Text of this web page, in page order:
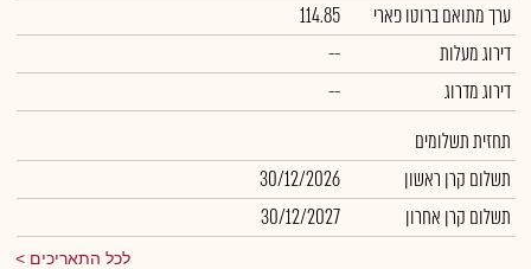
ערך מתואם ברוטו פארי
114.85
דירוג מעלות
--
דירוג מדרוג
--
תחזית תשלומים
תשלום קרן ראשון
30/12/2026
תשלום קרן אחרון
30/12/2027
לכל התאריכים